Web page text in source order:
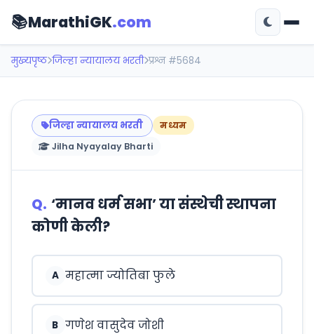
📚MarathiGK.com
मुख्यपृष्ठ जिल्हा न्यायालय भरती प्रश्न #5684
जिल्हा न्यायालय भरती
मध्यम
Jilha Nyayalay Bharti
Q. ‘मानव धर्म सभा’ या संस्थेची स्थापना
कोणी केली?
A महात्मा ज्योतिबा फुले
B गणेश वासुदेव जोशी